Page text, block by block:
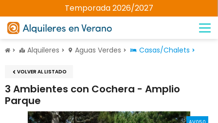
Temporada 2026/2027
Alquileres Aguas Verdes Casas/Chalets
VOLVER AL LISTADO
3 Ambientes con Cochera - Amplio
Parque